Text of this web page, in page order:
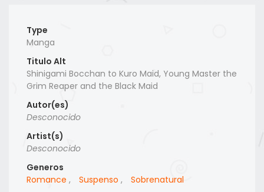
Type
Manga
Titulo Alt
Shinigami Bocchan to Kuro Maid, Young Master the
Grim Reaper and the Black Maid
Autor(es)
Desconocido
Artist(s)
Desconocido
Generos
Romance , Suspenso ,
Sobrenatural